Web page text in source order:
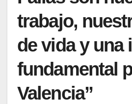
trabajo,
de vida y una
fundamental
Valencia”